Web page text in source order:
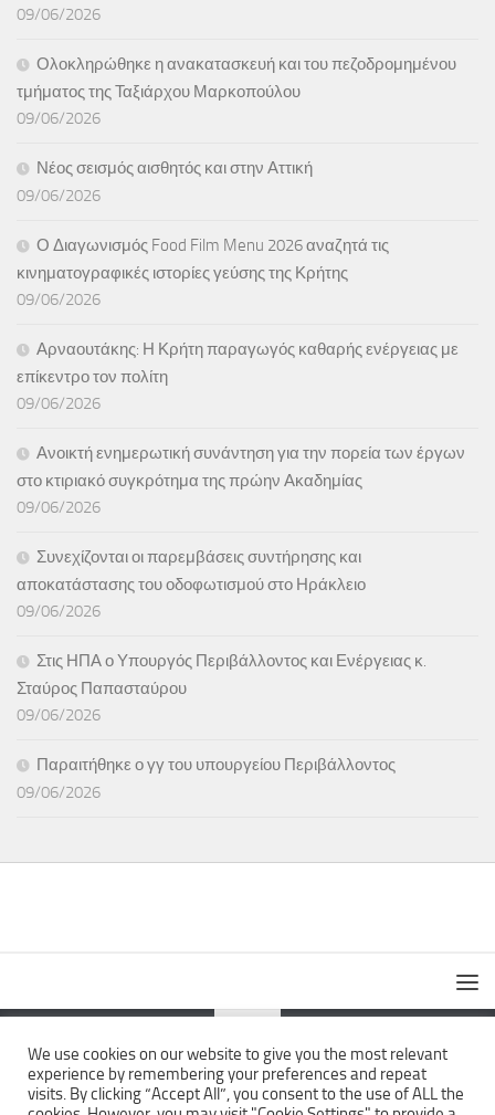
09/06/2026
Ολοκληρώθηκε η ανακατασκευή και του πεζοδρομημένου
τμήματος της Ταξιάρχου Μαρκοπούλου
09/06/2026
Νέος σεισμός αισθητός και στην Αττική
09/06/2026
Ο Διαγωνισμός Food Film Menu 2026 αναζητά τις
κινηματογραφικές ιστορίες γεύσης της Κρήτης
09/06/2026
Αρναουτάκης: Η Κρήτη παραγωγός καθαρής ενέργειας με
επίκεντρο τον πολίτη
09/06/2026
Ανοικτή ενημερωτική συνάντηση για την πορεία των έργων
στο κτιριακό συγκρότημα της πρώην Ακαδημίας
09/06/2026
Συνεχίζονται οι παρεμβάσεις συντήρησης και
αποκατάστασης του οδοφωτισμού στο Ηράκλειο
09/06/2026
Στις ΗΠΑ ο Υπουργός Περιβάλλοντος και Ενέργειας κ.
Σταύρος Παπασταύρου
09/06/2026
Παραιτήθηκε ο γγ του υπουργείου Περιβάλλοντος
09/06/2026
The News Wall © 2026. All Rights Reserved.
We use cookies on our website to give you the most relevant
experience by remembering your preferences and repeat
visits. By clicking “Accept All”, you consent to the use of ALL the